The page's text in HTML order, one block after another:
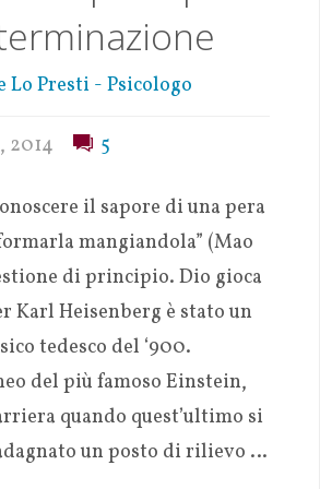
Lo Presti - Psicologo
2014 5
il sapore di una pera
mangiandola” (Mao
di principio. Dio gioca
Karl Heisenberg è stato un
tedesco del ‘900.
del più famoso Einstein,
quando quest’ultimo si
un posto di rilievo …